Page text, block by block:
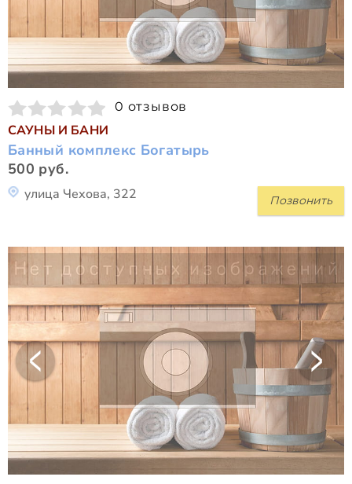
0 отзывов
САУНЫ И БАНИ
Банный комплекс Богатырь
500 руб.
Позвонить
улица Чехова, 322